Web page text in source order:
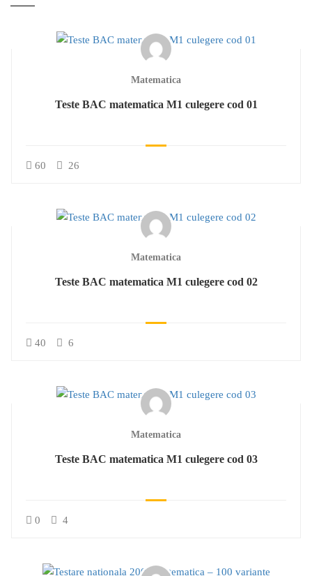
Matematica
Teste BAC matematica M1 culegere cod 01
60 26
Matematica
Teste BAC matematica M1 culegere cod 02
40 6
Matematica
Teste BAC matematica M1 culegere cod 03
0 4